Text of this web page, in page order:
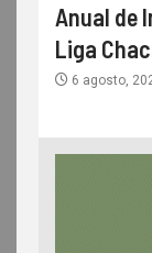
Anual de
Liga
6 agosto,